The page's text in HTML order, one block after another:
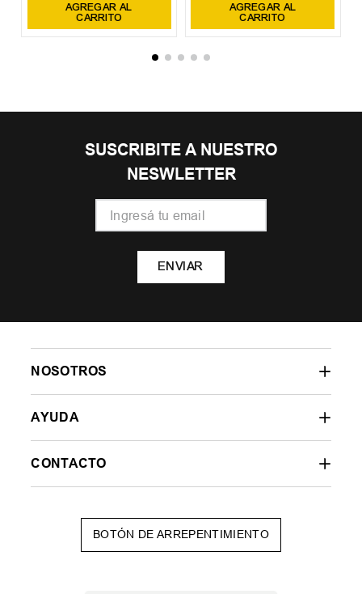
AGREGAR AL
CARRITO
AGREGAR AL
CARRITO
SUSCRIBITE A NUESTRO
NESWLETTER
ENVIAR
NOSOTROS
AYUDA
CONTACTO
BOTÓN DE ARREPENTIMIENTO